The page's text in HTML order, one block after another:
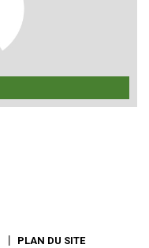
PLAN DU SITE